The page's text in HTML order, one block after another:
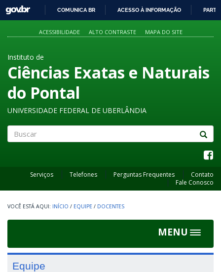
PARA
O
GOVBR
COMUNICA BR ACESSO À INFORMAÇÃO
ACESSIBILIDADE ALTO CONTRASTE MAPA DO SITE
Instituto de
Ciências Exatas e Naturais
do Pontal
UNIVERSIDADE FEDERAL DE UBERLÂNDIA
Serviços Telefones Perguntas Frequentes
Contato
Fale Conosco
INÍCIO / EQUIPE / DOCENTES
MENU
Toggle
Equipe